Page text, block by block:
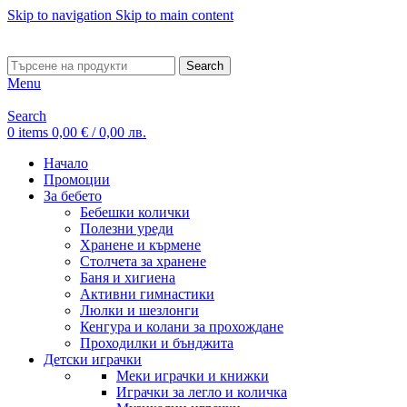
Skip to navigation Skip to main content
Search
Menu
Search
0 items 0,00 € / 0,00 лв.
Начало
Промоции
За бебето
Бебешки колички
Полезни уреди
Хранене и кърмене
Столчета за хранене
Баня и хигиена
Активни гимнастики
Люлки и шезлонги
Кенгура и колани за прохождане
Проходилки и бънджита
Детски играчки
Меки играчки и книжки
Играчки за легло и количка